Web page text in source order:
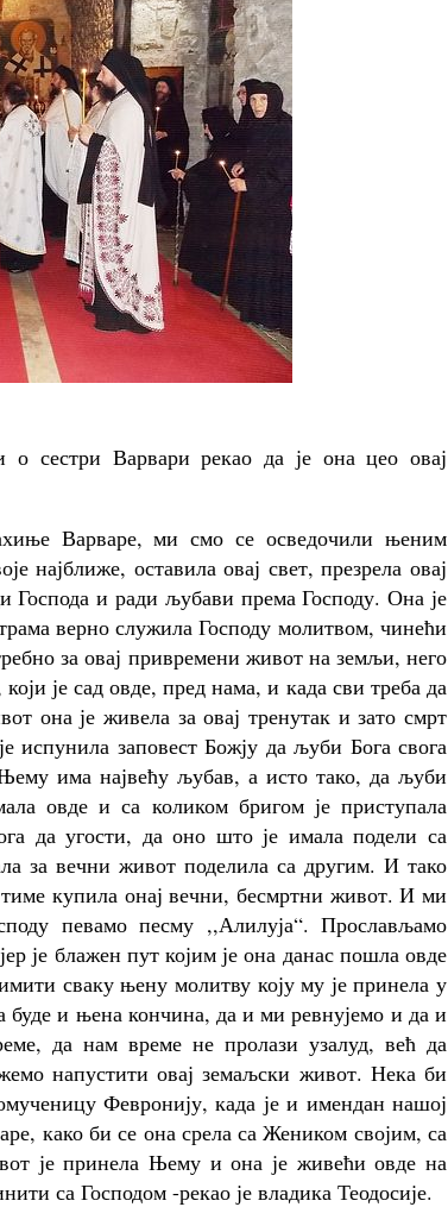
о сестри Варвари рекао да је она цео овај
Варваре, ми смо се осведочили њеним
најближе, оставила овај свет, презрела овај
и ради љубави према Господу. Она је
верно служила Господу молитвом, чинећи
за овај привремени живот на земљи, него
је сад овде, пред нама, и када сви треба да
она је живела за овај тренутак и зато смрт
испунила заповест Божју да љуби Бога свога
има највећу љубав, а исто тако, да љуби
овде и са коликом бригом је приступала
да угости, да оно што је имала подели са
за вечни живот поделила са другим. И тако
купила онај вечни, бесмртни живот. И ми
певамо песму ,,Алилуја“. Прослављамо
је блажен пут којим је она данас пошла овде
сваку њену молитву коју му је принела у
и њена кончина, да и ми ревнујемо и да и
да нам време не пролази узалуд, већ да
напустити овај земаљски живот. Нека би
Февронију, када је и имендан нашој
како би се она срела са Жеником својим, са
је принела Њему и она је живећи овде на
са Господом -рекао је владика Теодосије.